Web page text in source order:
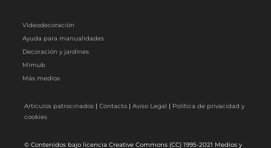
Videodecoración
Ayuda para manualidades
Decoración y jardines
Mimub
Más medios
Artículos patrocinados |Contacto |Aviso Legal | Política de privacidad y
cookies
© Contenidos bajo licencia Creative Commons (CC) 1995-2021 Medios y